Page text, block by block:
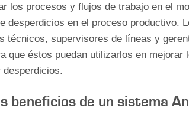
los procesos y flujos de trabajo en el
desperdicios en el proceso productivo.
técnicos, supervisores de líneas y
que éstos puedan utilizarlos en mejorar
desperdicios.
beneficios de un sistema